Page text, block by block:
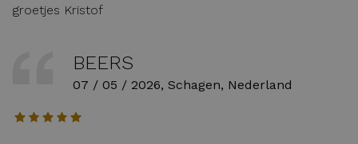
groetjes Kristof
BEERS
07 / 05 / 2026, Schagen, Nederland